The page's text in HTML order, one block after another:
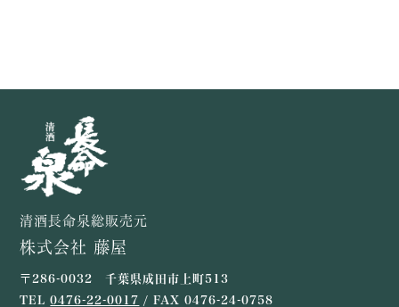
清酒長命泉総販売元
株式会社 藤屋
〒286-0032 千葉県成田市上町513
TEL0476-22-0017 / FAX 0476-24-0758